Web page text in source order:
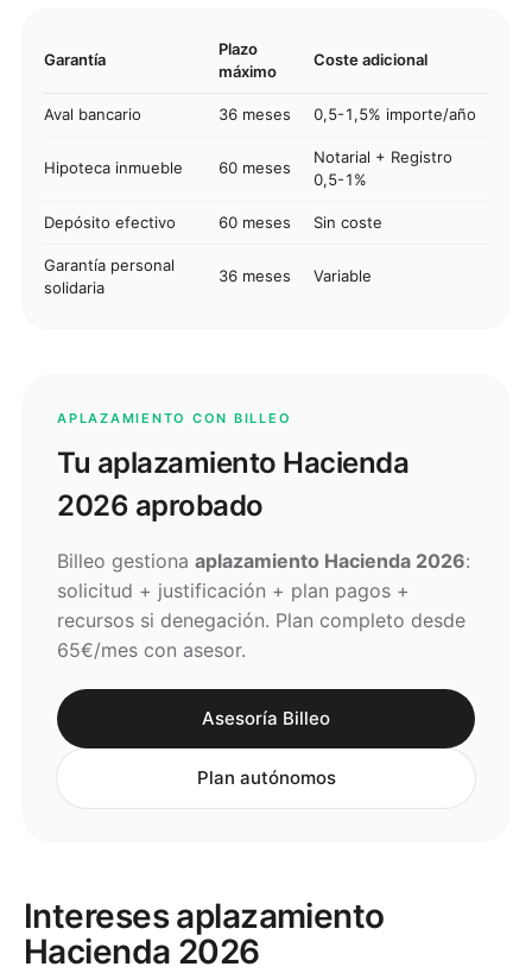
Garantía
Plazo
máximo
Coste adicional
Aval bancario 36 meses 0,5-1,5% importe/año
Hipoteca inmueble 60 meses
Notarial + Registro
0,5-1%
Depósito efectivo 60 meses Sin coste
Garantía personal
solidaria
36 meses Variable
APLAZAMIENTO CON BILLEO
Tu aplazamiento Hacienda
2026 aprobado
Billeo gestiona aplazamiento Hacienda 2026:
solicitud + justificación + plan pagos +
recursos si denegación. Plan completo desde
65€/mes con asesor.
Asesoría Billeo
Plan autónomos
Intereses aplazamiento
Hacienda 2026